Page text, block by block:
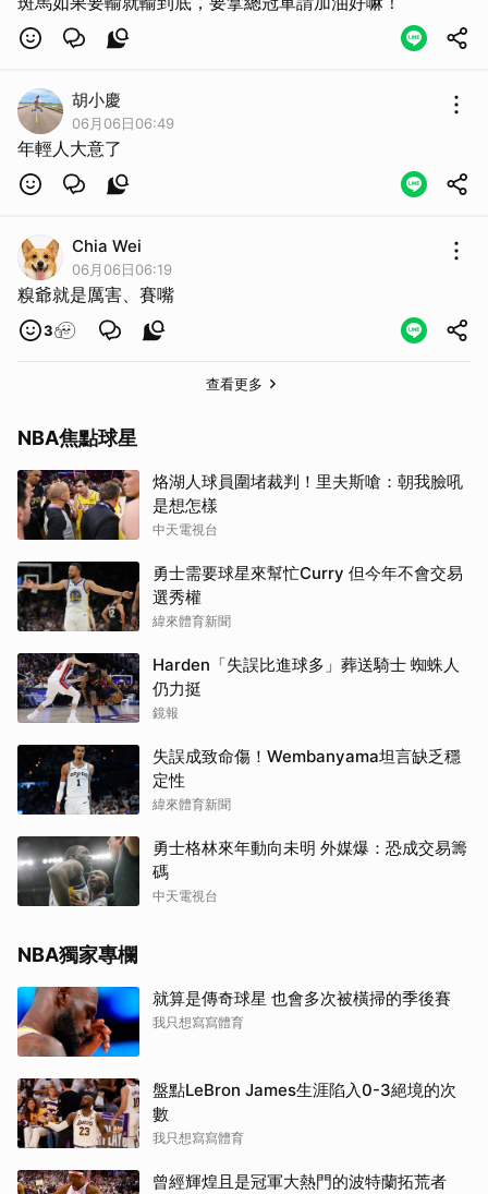
胡小慶
06月06日06:49
年輕人大意了
Chia Wei
06月06日06:19
糗爺就是厲害、賽嘴
3
查看更多
NBA焦點球星
烙湖人球員圍堵裁判！里夫斯嗆：朝我臉吼
是想怎樣
中天電視台
勇士需要球星來幫忙Curry 但今年不會交易
選秀權
緯來體育新聞
Harden「失誤比進球多」葬送騎士 蜘蛛人
仍力挺
鏡報
失誤成致命傷！Wembanyama坦言缺乏穩
定性
緯來體育新聞
勇士格林來年動向未明 外媒爆：恐成交易籌
碼
中天電視台
NBA獨家專欄
就算是傳奇球星 也會多次被橫掃的季後賽
我只想寫寫體育
盤點LeBron James生涯陷入0-3絕境的次
數
我只想寫寫體育
曾經輝煌且是冠軍大熱門的波特蘭拓荒者